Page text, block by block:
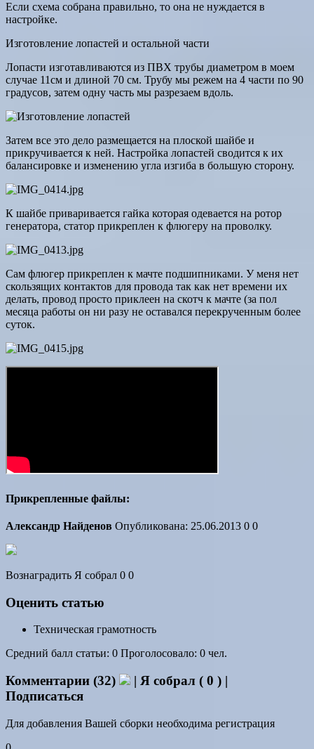
Если схема собрана правильно, то она не нуждается в
настройке.
Изготовление лопастей и остальной части
Лопасти изготавливаются из ПВХ трубы диаметром в моем
случае 11см и длиной 70 см. Трубу мы режем на 4 части по 90
градусов, затем одну часть мы разрезаем вдоль.
Затем все это дело размещается на плоской шайбе и
прикручивается к ней. Настройка лопастей сводится к их
балансировке и изменению угла изгиба в большую сторону.
К шайбе приваривается гайка которая одевается на ротор
генератора, статор прикреплен к флюгеру на проволку.
Сам флюгер прикреплен к мачте подшипниками. У меня нет
скользящих контактов для провода так как нет времени их
делать, провод просто приклеен на скотч к мачте (за пол
месяца работы он ни разу не оставался перекрученным более
суток.
Прикрепленные файлы:
Александр Найденов Опубликована: 25.06.2013 0 0
Вознаградить Я собрал 0 0
Оценить статью
Техническая грамотность
Средний балл статьи: 0 Проголосовало: 0 чел.
Комментарии (32)
| Я собрал ( 0 ) |
Подписаться
Для добавления Вашей сборки необходима регистрация